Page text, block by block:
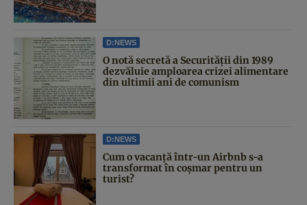
D:NEWS
O notă secretă a Securității din 1989
dezvăluie amploarea crizei alimentare
din ultimii ani de comunism
D:NEWS
Cum o vacanță într-un Airbnb s-a
transformat în coșmar pentru un
turist?